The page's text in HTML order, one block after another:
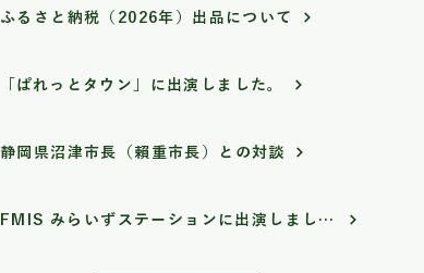
ふるさと納税（2026年）出品について
「ぱれっとタウン」に出演しました。
静岡県沼津市長（賴重市長）との対談
FMIS みらいずステーションに出演しました。